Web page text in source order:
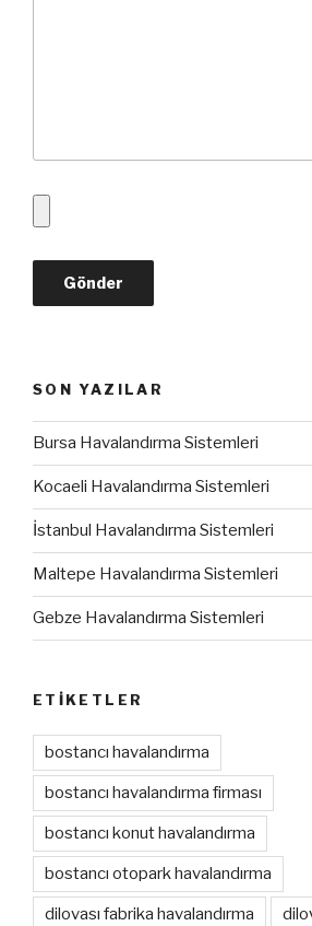
SON YAZILAR
Bursa Havalandırma Sistemleri
Kocaeli Havalandırma Sistemleri
İstanbul Havalandırma Sistemleri
Maltepe Havalandırma Sistemleri
Gebze Havalandırma Sistemleri
ETIKETLER
bostancı havalandırma
bostancı havalandırma firması
bostancı konut havalandırma
bostancı otopark havalandırma
dilovası fabrika havalandırma